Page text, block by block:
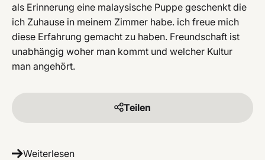
als Erinnerung eine malaysische Puppe geschenkt die
ich Zuhause in meinem Zimmer habe. ich freue mich
diese Erfahrung gemacht zu haben. Freundschaft ist
unabhängig woher man kommt und welcher Kultur
man angehört.
Teilen
Weiterlesen